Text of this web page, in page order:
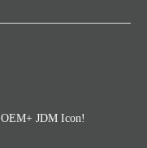
JDM Icon!